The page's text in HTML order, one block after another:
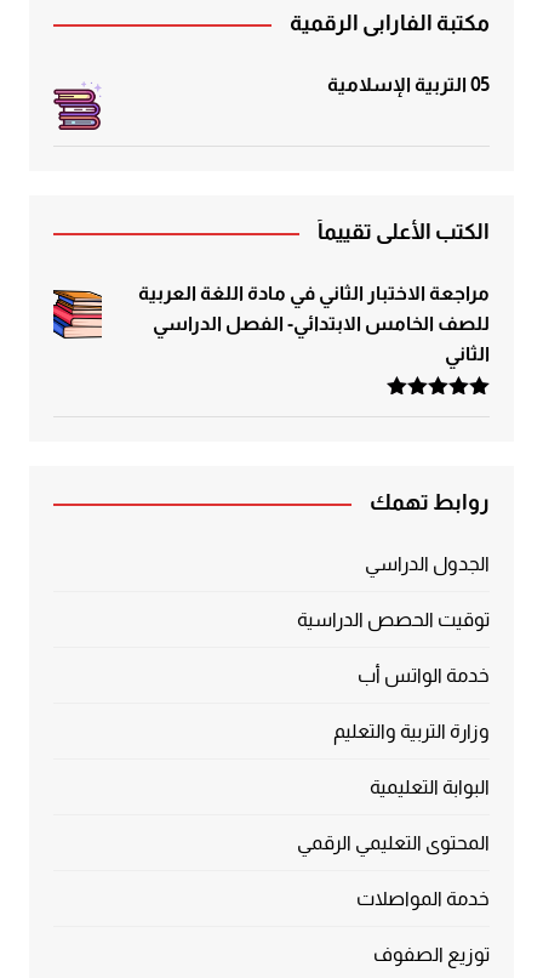
مكتبة الفارابي الرقمية
05 التربية الإسلامية
الكتب الأعلى تقييماً
مراجعة الاختبار الثاني في مادة اللغة العربية
للصف الخامس الابتدائي- الفصل الدراسي
الثاني
تم التقييم
روابط تهمك
الجدول الدراسي
توقيت الحصص الدراسية
خدمة الواتس أب
وزارة التربية والتعليم
البوابة التعليمية
المحتوى التعليمي الرقمي
خدمة المواصلات
توزيع الصفوف